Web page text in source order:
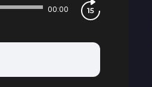
00:00